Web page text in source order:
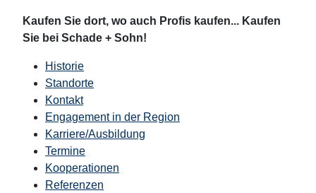
Kaufen Sie dort, wo auch Profis kaufen... Kaufen
Sie bei Schade + Sohn!
Historie
Standorte
Kontakt
Engagement in der Region
Karriere/Ausbildung
Termine
Kooperationen
Referenzen